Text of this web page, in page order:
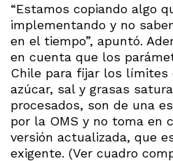
“Estamos copiando algo
implementando y no
en el tiempo”, apuntó.
en cuenta que los
Chile para fijar los límites
azúcar, sal y grasas
procesados, son de una
por la OMS y no toma en
versión actualizada, que
exigente. (Ver cuadro